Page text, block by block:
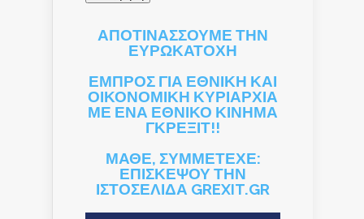
ΑΠΟΤΙΝΑΣΣΟΥΜΕ ΤΗΝ
ΕΥΡΩΚΑΤΟΧΗ
ΕΜΠΡΟΣ ΓΙΑ ΕΘΝΙΚΗ ΚΑΙ
ΟΙΚΟΝΟΜΙΚΗ ΚΥΡΙΑΡΧΙΑ
ΜΕ ΕΝΑ ΕΘΝΙΚΟ ΚΙΝΗΜΑ
ΓΚΡΕΞΙΤ!!
ΜΑΘΕ, ΣΥΜΜΕΤΕΧΕ:
ΕΠΙΣΚΕΨΟΥ ΤΗΝ
ΙΣΤΟΣΕΛΙΔΑ GREXIT.GR